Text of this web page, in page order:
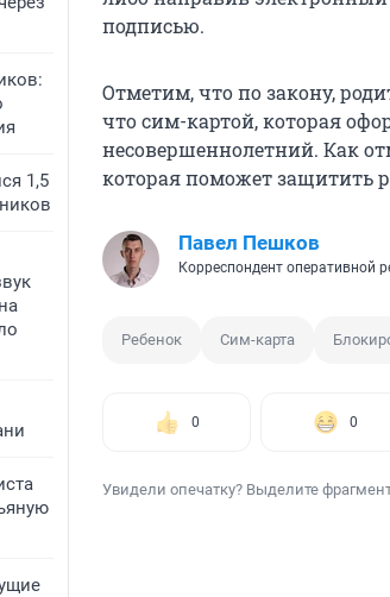
1,5
подписью.
Отметим, что по закону,
что сим-картой, которая
несовершеннолетний. Как
которая поможет защитить
Павел Пешков
Корреспондент оперативной
Ребенок Сим-карта
0 0
Увидели опечатку? Выделите